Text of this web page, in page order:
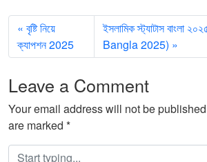
বৃষ্টি নিয়ে
ক্যাপশন 2025
ইসলামিক স্ট্যাটাস বাংলা
Bangla 2025)
Leave a Comment
Your email address will not be
are marked *